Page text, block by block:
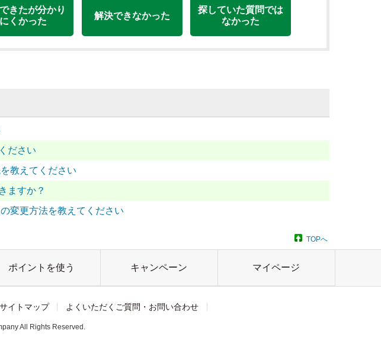
きたが分かり
にくかった
解決できなかった
探していた質問では
なかった
ださい
教えてください
ますか？
変更方法を教えてください
TOPへ
ポイントを使う キャンペーン マイページ
サイトマップ よくいただくご質問・お問い合わせ
All Rights Reserved.